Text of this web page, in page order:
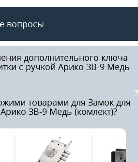
вопросы
дополнительного ключа
с ручкой Арико ЗВ-9 Медь
товарами для Замок для
ЗВ-9 Медь (комлект)?